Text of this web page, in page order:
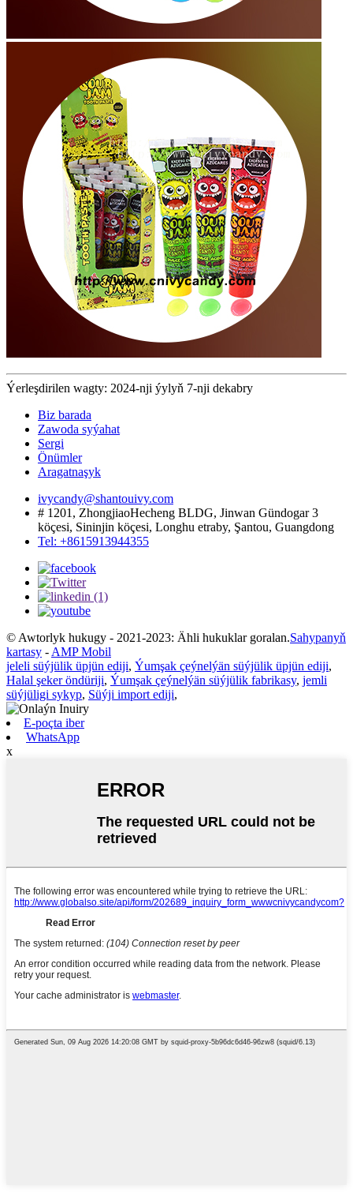
Ýerleşdirilen wagty: 2024-nji ýylyň 7-nji dekabry
Biz barada
Zawoda syýahat
Sergi
Önümler
Aragatnaşyk
ivycandy@shantouivy.com
# 1201, ZhongjiaoHecheng BLDG, Jinwan Gündogar 3
köçesi, Sininjin köçesi, Longhu etraby, Şantou, Guangdong
Tel: +8615913944355
© Awtorlyk hukugy - 2021-2023: Ähli hukuklar goralan.Sahypanyň
kartasy - AMP Mobil
jeleli süýjülik üpjün ediji, Ýumşak çeýnelýän süýjülik üpjün ediji,
Halal şeker öndüriji, Ýumşak çeýnelýän süýjülik fabrikasy, jemli
süýjüligi sykyp, Süýji import ediji,
E-poçta iber
WhatsApp
x